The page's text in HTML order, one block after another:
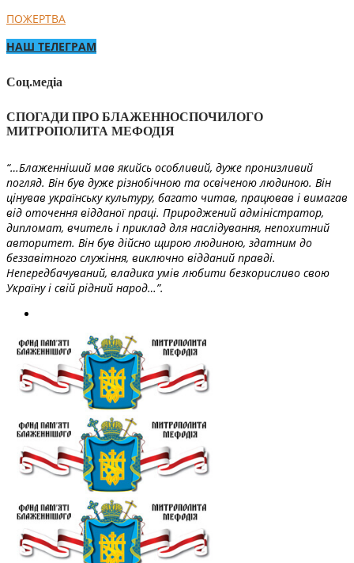
ПОЖЕРТВА
НАШ ТЕЛЕГРАМ
Соц.медіа
СПОГАДИ ПРО БЛАЖЕННОСПОЧИЛОГО
МИТРОПОЛИТА МЕФОДІЯ
“…Блаженніший мав якийсь особливий, дуже пронизливий
погляд. Він був дуже різнобічною та освіченою людиною. Він
цінував українську культуру, багато читав, працював і вимагав
від оточення відданої праці. Природжений адміністратор,
дипломат, вчитель і приклад для наслідування, непохитний
авторитет. Він був дійсно щирою людиною, здатним до
беззавітного служіння, виключно відданий правді.
Непередбачуваний, владика умів любити безкорисливо свою
Україну і свій рідний народ…”.